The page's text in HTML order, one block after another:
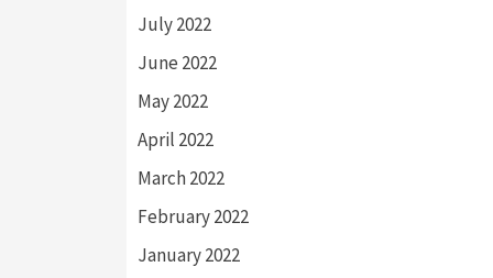
July 2022
June 2022
May 2022
April 2022
March 2022
February 2022
January 2022